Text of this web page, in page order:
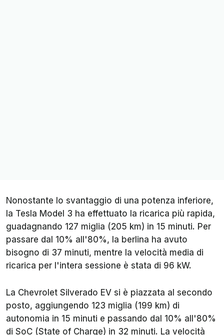
Nonostante lo svantaggio di una potenza inferiore,
la Tesla Model 3 ha effettuato la ricarica più rapida,
guadagnando 127 miglia (205 km) in 15 minuti. Per
passare dal 10% all'80%, la berlina ha avuto
bisogno di 37 minuti, mentre la velocità media di
ricarica per l'intera sessione è stata di 96 kW.
La Chevrolet Silverado EV si è piazzata al secondo
posto, aggiungendo 123 miglia (199 km) di
autonomia in 15 minuti e passando dal 10% all'80%
di SoC (State of Charge) in 32 minuti. La velocità